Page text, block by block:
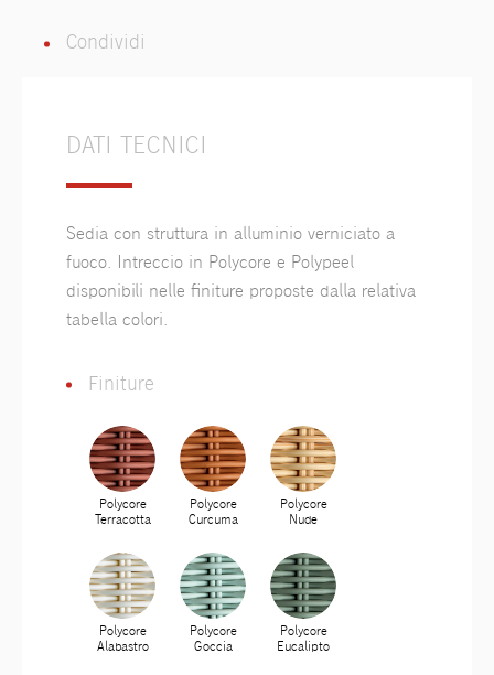
Condividi
DATI TECNICI
Sedia con struttura in alluminio verniciato a
fuoco. Intreccio in Polycore e Polypeel
disponibili nelle finiture proposte dalla relativa
tabella colori.
Finiture
Polycore
Terracotta
Polycore
Curcuma
Polycore
Nude
Polycore
Alabastro
Polycore
Goccia
Polycore
Eucalipto